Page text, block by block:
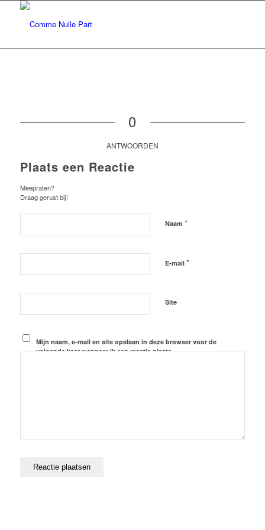
0
ANTWOORDEN
Plaats een Reactie
Meepraten?
Draag gerust bij!
Naam *
E-mail *
Site
Mijn naam, e-mail en site opslaan in deze browser voor de
volgende keer wanneer ik een reactie plaats.